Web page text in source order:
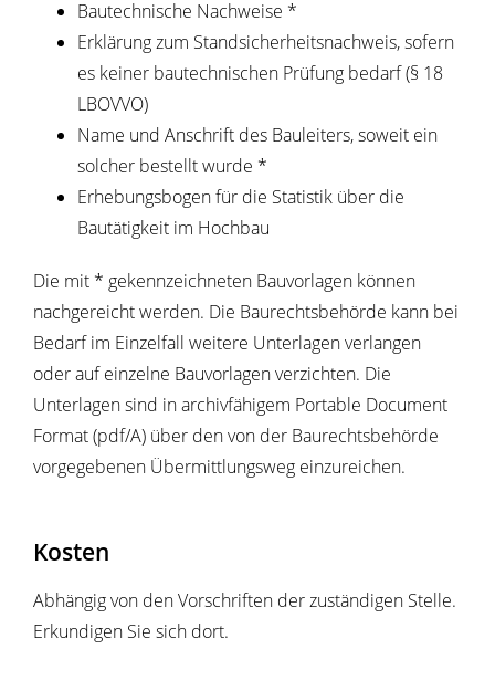
Bautechnische Nachweise *
Erklärung zum Standsicherheitsnachweis, sofern
es keiner bautechnischen Prüfung bedarf (§ 18
LBOVVO)
Name und Anschrift des Bauleiters, soweit ein
solcher bestellt wurde *
Erhebungsbogen für die Statistik über die
Bautätigkeit im Hochbau
Die mit * gekennzeichneten Bauvorlagen können
nachgereicht werden. Die Baurechtsbehörde kann bei
Bedarf im Einzelfall weitere Unterlagen verlangen
oder auf einzelne Bauvorlagen verzichten. Die
Unterlagen sind in archivfähigem Portable Document
Format (pdf/A) über den von der Baurechtsbehörde
vorgegebenen Übermittlungsweg einzureichen.
Kosten
Abhängig von den Vorschriften der zuständigen Stelle.
Erkundigen Sie sich dort.